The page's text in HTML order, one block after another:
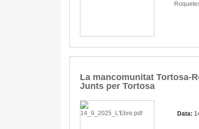
La mancomunitat Tortosa-
Junts per Tortosa
Data: